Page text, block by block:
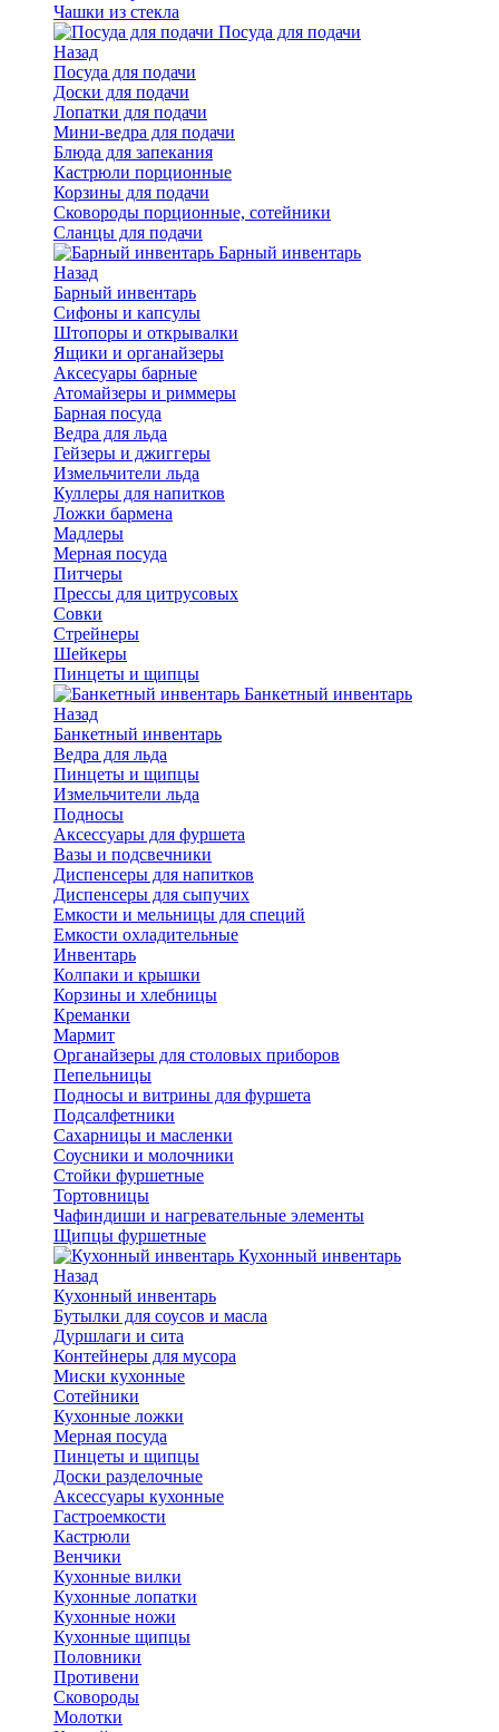
Чашки из стекла
Посуда для подачи
Назад
Посуда для подачи
Доски для подачи
Лопатки для подачи
Мини-ведра для подачи
Блюда для запекания
Кастрюли порционные
Корзины для подачи
Сковороды порционные, сотейники
Сланцы для подачи
Барный инвентарь
Назад
Барный инвентарь
Сифоны и капсулы
Штопоры и открывалки
Ящики и органайзеры
Аксесуары барные
Атомайзеры и риммеры
Барная посуда
Ведра для льда
Гейзеры и джиггеры
Измельчители льда
Куллеры для напитков
Ложки бармена
Мадлеры
Мерная посуда
Питчеры
Прессы для цитрусовых
Совки
Стрейнеры
Шейкеры
Пинцеты и щипцы
Банкетный инвентарь
Назад
Банкетный инвентарь
Ведра для льда
Пинцеты и щипцы
Измельчители льда
Подносы
Аксессуары для фуршета
Вазы и подсвечники
Диспенсеры для напитков
Диспенсеры для сыпучих
Емкости и мельницы для специй
Емкости охладительные
Инвентарь
Колпаки и крышки
Корзины и хлебницы
Креманки
Мармит
Органайзеры для столовых приборов
Пепельницы
Подносы и витрины для фуршета
Подсалфетники
Сахарницы и масленки
Соусники и молочники
Стойки фуршетные
Тортовницы
Чафиндиши и нагревательные элементы
Щипцы фуршетные
Кухонный инвентарь
Назад
Кухонный инвентарь
Бутылки для соусов и масла
Дуршлаги и сита
Контейнеры для мусора
Миски кухонные
Сотейники
Кухонные ложки
Мерная посуда
Пинцеты и щипцы
Доски разделочные
Аксессуары кухонные
Гастроемкости
Кастрюли
Венчики
Кухонные вилки
Кухонные лопатки
Кухонные ножи
Кухонные щипцы
Половники
Противени
Сковороды
Молотки